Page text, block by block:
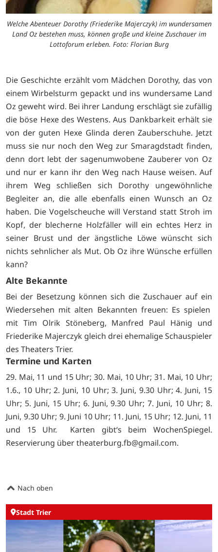
Welche Abenteuer Dorothy (Friederike Majerczyk) im wundersamen
Land Oz bestehen muss, können große und kleine Zuschauer im
Lottoforum erleben. Foto: Florian Burg
Die Geschichte erzählt vom Mädchen Dorothy, das von
einem Wirbelsturm gepackt und ins wundersame Land
Oz geweht wird. Bei ihrer Landung erschlägt sie zufällig
die böse Hexe des Westens. Aus Dankbarkeit erhält sie
von der guten Hexe Glinda deren Zauberschuhe. Jetzt
muss sie nur noch den Weg zur Smaragdstadt finden,
denn dort lebt der sagenumwobene Zauberer von Oz
und nur er kann ihr den Weg nach Hause weisen. Auf
ihrem Weg schließen sich Dorothy ungewöhnliche
Begleiter an, die alle ebenfalls einen Wunsch an Oz
haben. Die Vogelscheuche will Verstand statt Stroh im
Kopf, der blecherne Holzfäller will ein echtes Herz in
seiner Brust und der ängstliche Löwe wünscht sich
nichts sehnlicher als Mut. Ob Oz ihre Wünsche erfüllen
kann?
Alte Bekannte
Bei der Besetzung können sich die Zuschauer auf ein
Wiedersehen mit alten Bekannten freuen: Es spielen
mit Tim Olrik Stöneberg, Manfred Paul Hänig und
Friederike Majerczyk gleich drei ehemalige Schauspieler
des Theaters Trier.
Termine und Karten
29. Mai, 11 und 15 Uhr; 30. Mai, 10 Uhr; 31. Mai, 10 Uhr;
1.6., 10 Uhr; 2. Juni, 10 Uhr; 3. Juni, 9.30 Uhr; 4. Juni, 15
Uhr; 5. Juni, 15 Uhr; 6. Juni, 9.30 Uhr; 7. Juni, 10 Uhr; 8.
Juni, 9.30 Uhr; 9. Juni 10 Uhr; 11. Juni, 15 Uhr; 12. Juni, 11
und 15 Uhr. Karten gibt‘s beim WochenSpiegel.
Reservierung über theaterburg.fb@gmail.com.
Nach oben
Stadt Trier